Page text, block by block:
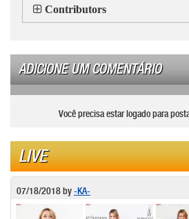
Contributors
ADICIONE UM COMENTÁRIO
Você precisa estar logado para
LIVE
07/18/2018by-KA-